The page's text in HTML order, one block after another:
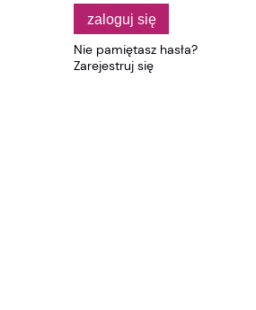
zaloguj się
Nie pamiętasz hasła?
Zarejestruj się